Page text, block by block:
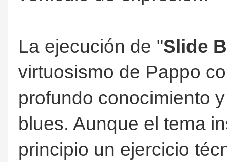
La ejecución de "Slide
virtuosismo de Pappo
profundo conocimiento
blues. Aunque el tema
principio un ejercicio